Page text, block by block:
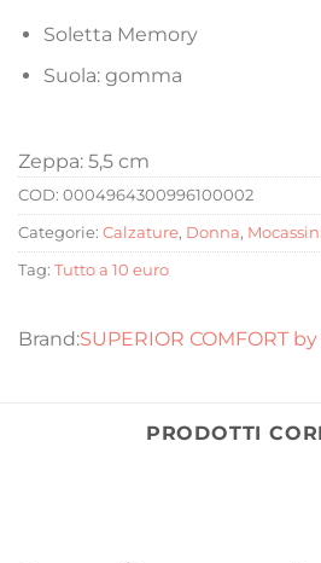
Soletta Memory
Suola: gomma
Zeppa: 5,5 cm
COD: 0004964300996100002
Categorie: Calzature, Donna,
Tag: Tutto a 10 euro
SUPERIOR COMFORT
PRODOTTI